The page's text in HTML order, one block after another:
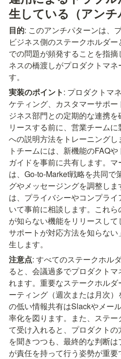
生している（アンチ
目的: このアンチパターンは、
ビジネス側のステークホルダ
での問題が頻発することを指
ネスの橋渡しがプロダクトマ
す。
実装のポイント: プロダクトマ
ケティング、カスタマーサポ
ジネス部門との定期的な連携
リースする前に、営業チーム
への説明方法をトレーニング
トチームには、新機能のFAQ
ガイドを事前に共有します。
は、Go-to-Market戦略を共同で
グやメッセージングを調整し
は、プライバシーやコンプラ
いて事前に相談します。これ
が知らない機能をリリースし
サポートが対応方法を知らな
生します。
注意点: すべてのステークホル
ると、会議過多でプロダクト
れます。重要なステークホルダ
ーティング（週次または月次
の低い情報共有はSlackやメー
率化を図ります。また、ステ
て受け入れると、プロダクト
を聞きつつも、最終的な判断
が責任を持って行う姿勢が重要